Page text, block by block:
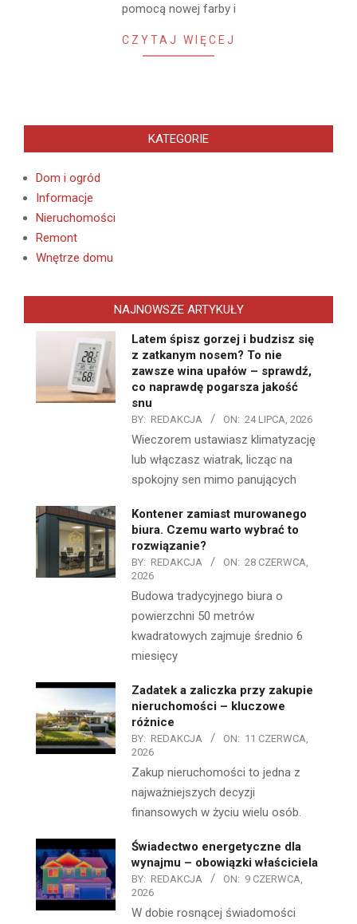
pomocą nowej farby i
CZYTAJ WIĘCEJ
KATEGORIE
Dom i ogród
Informacje
Nieruchomości
Remont
Wnętrze domu
NAJNOWSZE ARTYKUŁY
Latem śpisz gorzej i budzisz się
z zatkanym nosem? To nie
zawsze wina upałów – sprawdź,
co naprawdę pogarsza jakość
snu
BY: REDAKCJA ON: 24 LIPCA, 2026
Wieczorem ustawiasz klimatyzację
lub włączasz wiatrak, licząc na
spokojny sen mimo panujących
Kontener zamiast murowanego
biura. Czemu warto wybrać to
rozwiązanie?
BY: REDAKCJA ON: 28 CZERWCA,
2026
Budowa tradycyjnego biura o
powierzchni 50 metrów
kwadratowych zajmuje średnio 6
miesięcy
Zadatek a zaliczka przy zakupie
nieruchomości – kluczowe
różnice
BY: REDAKCJA ON: 11 CZERWCA,
2026
Zakup nieruchomości to jedna z
najważniejszych decyzji
finansowych w życiu wielu osób.
Świadectwo energetyczne dla
wynajmu – obowiązki właściciela
BY: REDAKCJA ON: 9 CZERWCA,
2026
W dobie rosnącej świadomości